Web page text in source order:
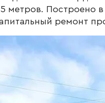
метров. Построено
ремонт